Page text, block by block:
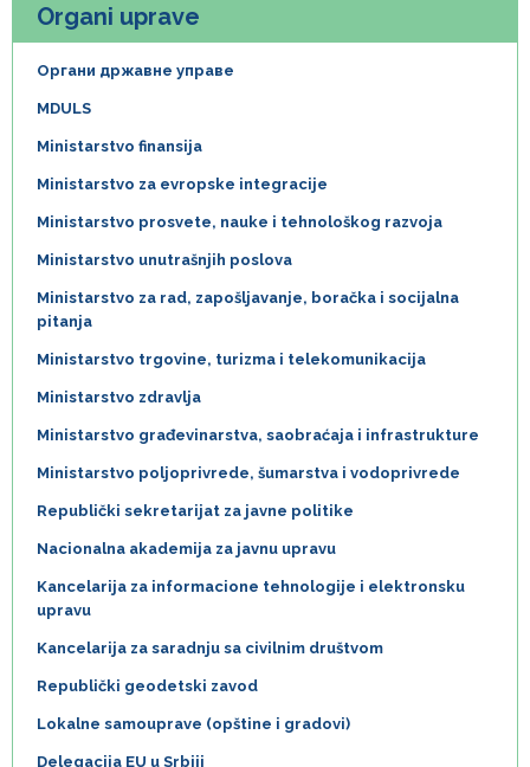
Organi uprave
Органи државне управе
MDULS
Ministarstvo finansija
Ministarstvo za evropske integracije
Ministarstvo prosvete, nauke i tehnološkog razvoja
Ministarstvo unutrašnjih poslova
Ministarstvo za rad, zapošljavanje, boračka i socijalna
pitanja
Ministarstvo trgovine, turizma i telekomunikacija
Ministarstvo zdravlja
Ministarstvo građevinarstva, saobraćaja i infrastrukture
Ministarstvo poljoprivrede, šumarstva i vodoprivrede
Republički sekretarijat za javne politike
Nacionalna akademija za javnu upravu
Kancelarija za informacione tehnologije i elektronsku
upravu
Kancelarija za saradnju sa civilnim društvom
Republički geodetski zavod
Lokalne samouprave (opštine i gradovi)
Delegacija EU u Srbiji